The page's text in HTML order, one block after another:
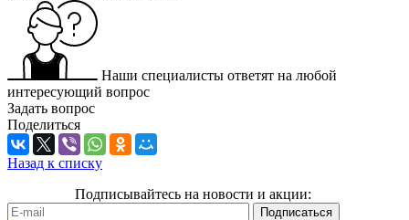
Наши специалисты ответят на любой
интересующий вопрос
Задать вопрос
Поделиться
Назад к списку
Подписывайтесь на новости и акции: